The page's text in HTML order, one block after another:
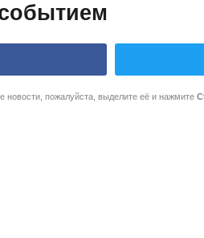
новости, пожалуйста, выделите её и нажмите